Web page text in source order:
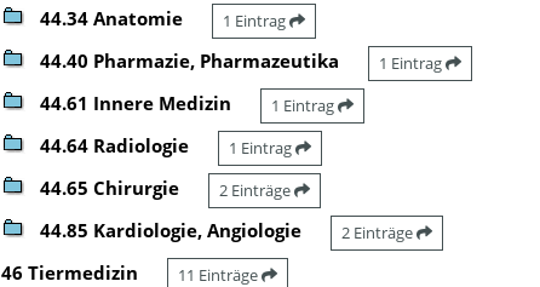
44.34 Anatomie 1 Eintrag
44.40 Pharmazie, Pharmazeutika 1 Eintrag
44.61 Innere Medizin 1 Eintrag
44.64 Radiologie 1 Eintrag
44.65 Chirurgie 2 Einträge
44.85 Kardiologie, Angiologie 2 Einträge
46 Tiermedizin 11 Einträge